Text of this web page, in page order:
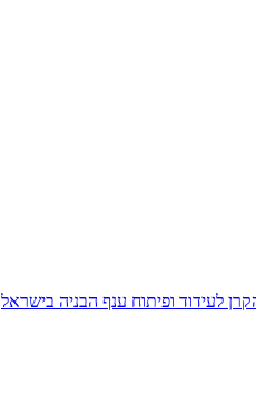
לעידוד ופיתוח ענף הבניה בישראל